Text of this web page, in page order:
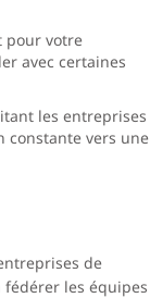
pour votre
avec certaines
les entreprises
constante vers une
de
les équipes